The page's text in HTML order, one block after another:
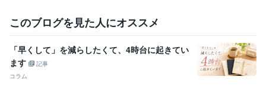
ヒプノセラピスト 取得年 : 2021年
得意分野
占い ヒプノセラピー（催眠療法） 遠隔レイキヒーリング
リラック
スヒプノ
前世療法ヒプノ
ヒプノセラピー
願望実現
行動修正
このブログを見た人にオススメ
「早くして」を減らしたくて、4時台に起きてい
ます
記事
コラム